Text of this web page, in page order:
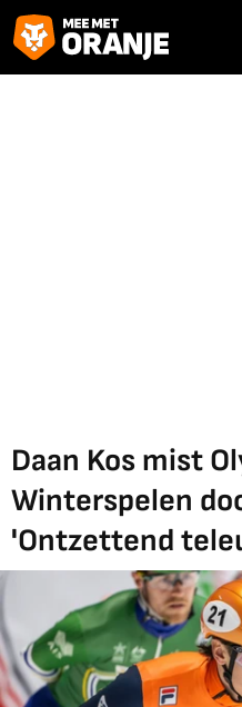
Daan Kos mist
Winterspelen
'Ontzettend